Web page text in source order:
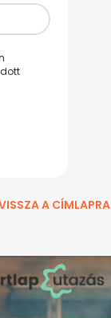
A CÍMLAPRA